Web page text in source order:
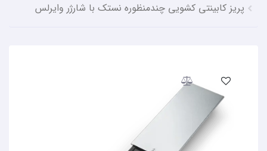
پریز کابینتی کشویی چندمنظوره نستک با شارژر وایرلس